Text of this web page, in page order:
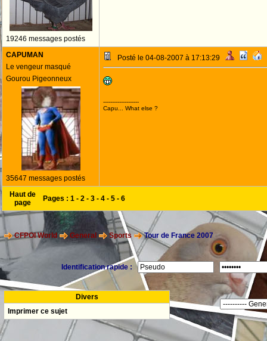
19246 messages postés
CAPUMAN
Le vengeur masqué
Gourou Pigeonneux
35647 messages postés
Posté le 04-08-2007 à 17:13:29
--------------------
Capu... What else ?
Haut de
page
Pages : 1 - 2 - 3 - 4 - 5 - 6
CFPOI World General Sports Tour de France 2007
Identification rapide :
Divers
Imprimer ce sujet